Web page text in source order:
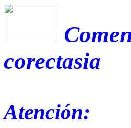
corectasia
Atención: